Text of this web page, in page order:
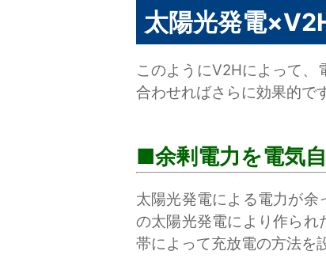
太陽光発電
このようにV2Hによって、
合わせればさらに効果的で
余剰電力を電気
太陽光発電による電力が
の太陽光発電により作られ
帯によって充放電の方法を